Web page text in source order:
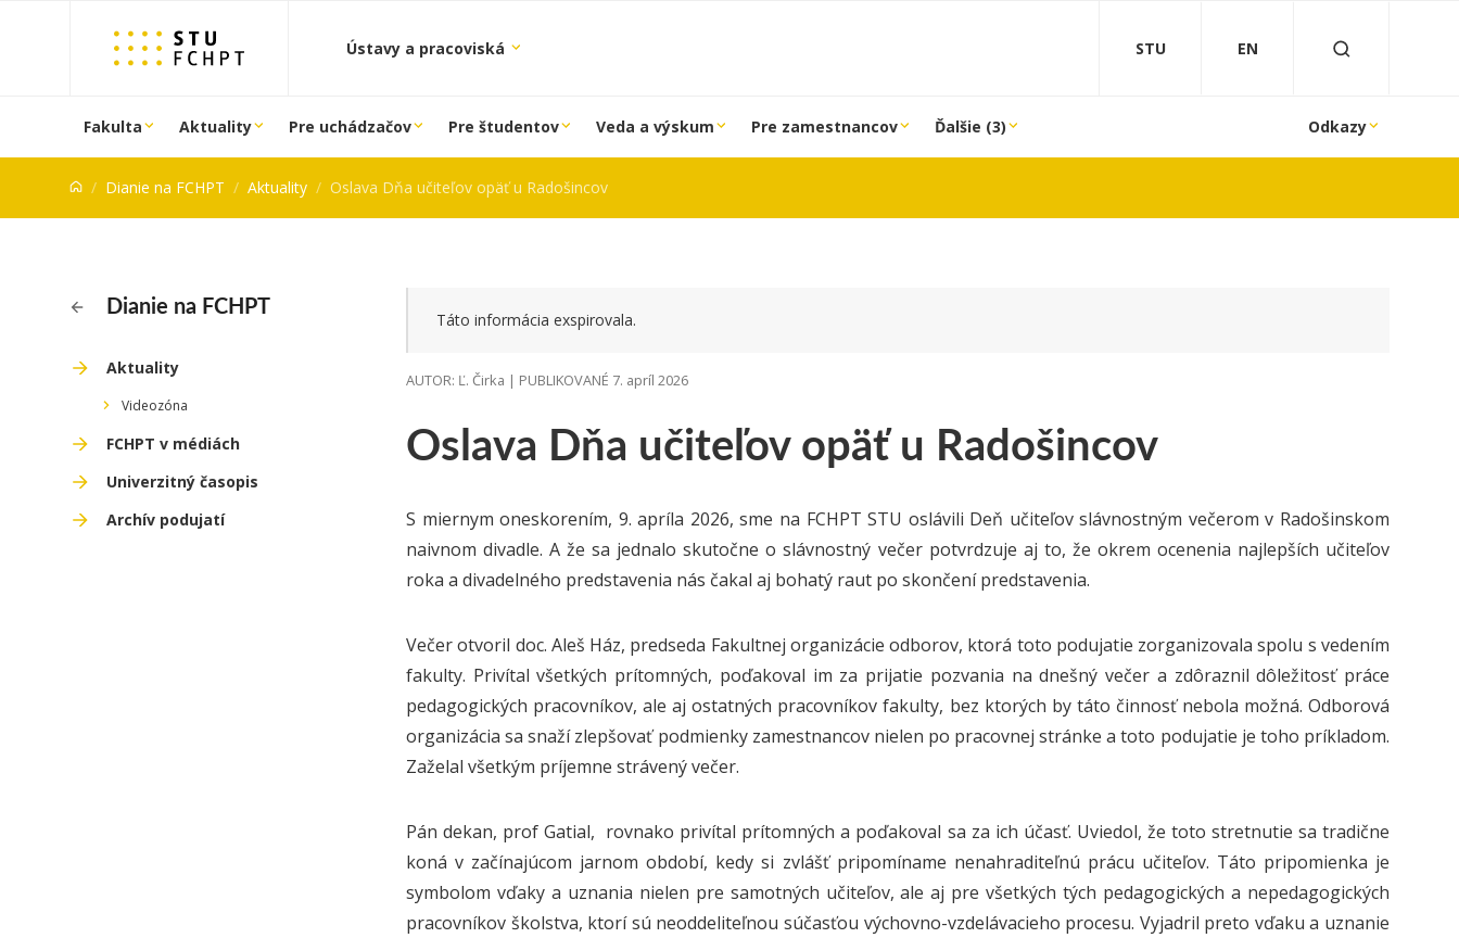
Ústavy a pracoviská STU EN
Fakulta Aktuality Pre uchádzačov Pre študentov Veda a výskum Pre zamestnancov Ďalšie (3) Odkazy
Dianie na FCHPT Aktuality Oslava Dňa učiteľov opäť u Radošincov
Dianie na FCHPT
Aktuality
Videozóna
FCHPT v médiách
Univerzitný časopis
Archív podujatí
Oslava Dňa učiteľov opäť u Radošincov
Táto informácia exspirovala.
AUTOR: Ľ. Čirka | PUBLIKOVANÉ 7. apríl 2026
S miernym oneskorením, 9. apríla 2026, sme na FCHPT STU oslávili Deň učiteľov slávnostným večerom v Radošinskom
naivnom divadle. A že sa jednalo skutočne o slávnostný večer potvrdzuje aj to, že okrem ocenenia najlepších učiteľov
roka a divadelného predstavenia nás čakal aj bohatý raut po skončení predstavenia.
Večer otvoril doc. Aleš Ház, predseda Fakultnej organizácie odborov, ktorá toto podujatie zorganizovala spolu s vedením
fakulty. Privítal všetkých prítomných, poďakoval im za prijatie pozvania na dnešný večer a zdôraznil dôležitosť práce
pedagogických pracovníkov, ale aj ostatných pracovníkov fakulty, bez ktorých by táto činnosť nebola možná. Odborová
organizácia sa snaží zlepšovať podmienky zamestnancov nielen po pracovnej stránke a toto podujatie je toho príkladom.
Zaželal všetkým príjemne strávený večer.
Pán dekan, prof Gatial, rovnako privítal prítomných a poďakoval sa za ich účasť. Uviedol, že toto stretnutie sa tradične
koná v začínajúcom jarnom období, kedy si zvlášť pripomíname nenahraditeľnú prácu učiteľov. Táto pripomienka je
symbolom vďaky a uznania nielen pre samotných učiteľov, ale aj pre všetkých tých pedagogických a nepedagogických
pracovníkov školstva, ktorí sú neoddeliteľnou súčasťou výchovno-vzdelávacieho procesu. Vyjadril preto vďaku a uznanie